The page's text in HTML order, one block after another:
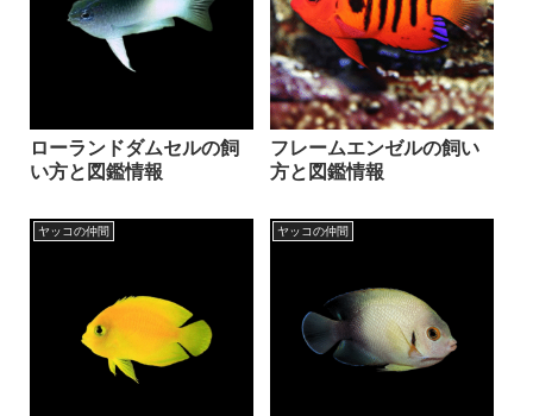
ローランドダムセルの飼
い方と図鑑情報
フレームエンゼルの飼い
方と図鑑情報
ヤッコの仲間 ヤッコの仲間